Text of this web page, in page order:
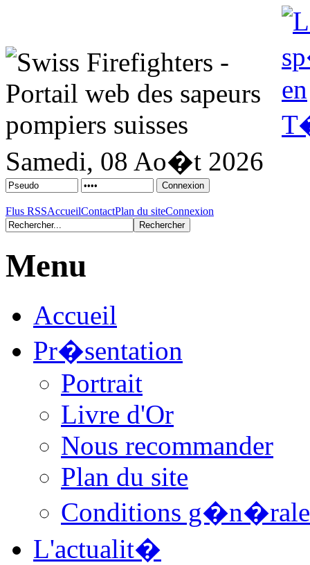
Samedi, 08 Ao�t 2026
Flus RSSAccueilContactPlan du siteConnexion
Menu
Accueil
Pr�sentation
Portrait
Livre d'Or
Nous recommander
Plan du site
Conditions
L'actualit�